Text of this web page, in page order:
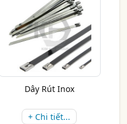
Dây Rút Inox
+ Chi tiết...